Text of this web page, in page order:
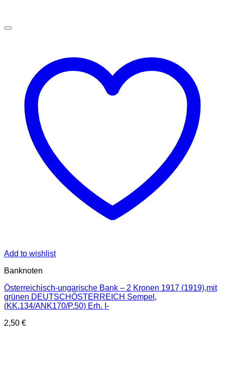
Add to wishlist
Banknoten
Österreichisch-ungarische Bank – 2 Kronen 1917 (1919),mit
grünen DEUTSCHÖSTERREICH Sempel,
(KK.134/ANK170/P.50) Erh. I-
2,50 €